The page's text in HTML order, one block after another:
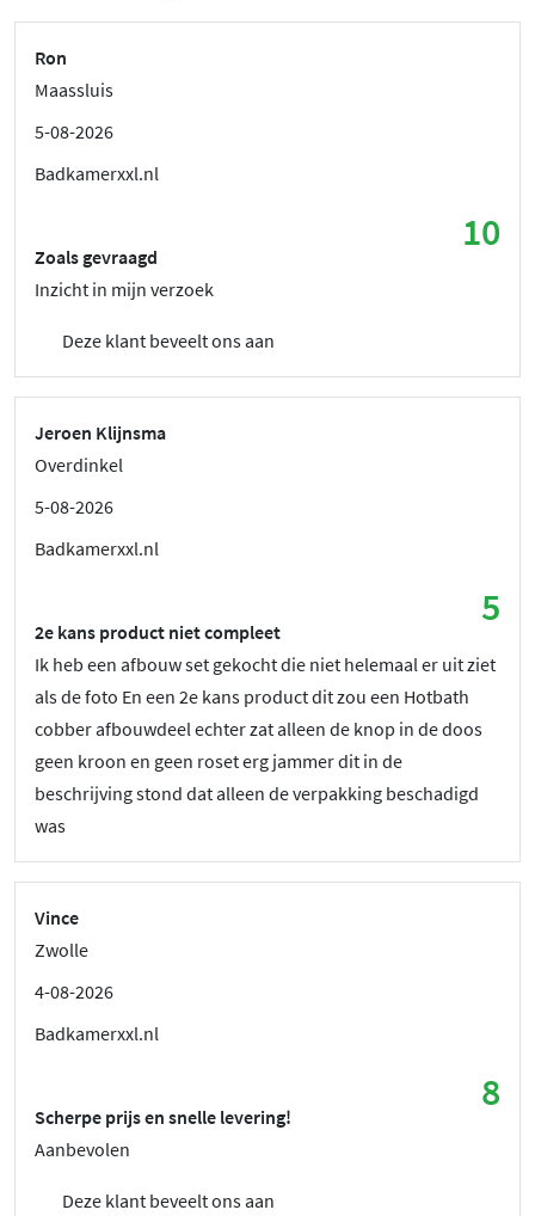
Ron
Maassluis
5-08-2026
Badkamerxxl.nl
10
Zoals gevraagd
Inzicht in mijn verzoek
Deze klant beveelt ons aan
Jeroen Klijnsma
Overdinkel
5-08-2026
Badkamerxxl.nl
5
2e kans product niet compleet
Ik heb een afbouw set gekocht die niet helemaal er uit ziet
als de foto En een 2e kans product dit zou een Hotbath
cobber afbouwdeel echter zat alleen de knop in de doos
geen kroon en geen roset erg jammer dit in de
beschrijving stond dat alleen de verpakking beschadigd
was
Vince
Zwolle
4-08-2026
Badkamerxxl.nl
8
Scherpe prijs en snelle levering!
Aanbevolen
Deze klant beveelt ons aan